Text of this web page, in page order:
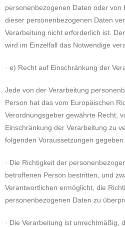
personenbezogenen Daten oder von
dieser personenbezogenen Daten
Verarbeitung nicht erforderlich ist.
wird im Einzelfall das Notwendige
· e) Recht auf Einschränkung der
Jede von der Verarbeitung
Person hat das vom Europäischen
Verordnungsgeber gewährte Recht,
Einschränkung der Verarbeitung zu
folgenden Voraussetzungen gegeben
· Die Richtigkeit der
betroffenen Person bestritten, und
Verantwortlichen ermöglicht, die
personenbezogenen Daten zu
· Die Verarbeitung ist unrechtmäßig,